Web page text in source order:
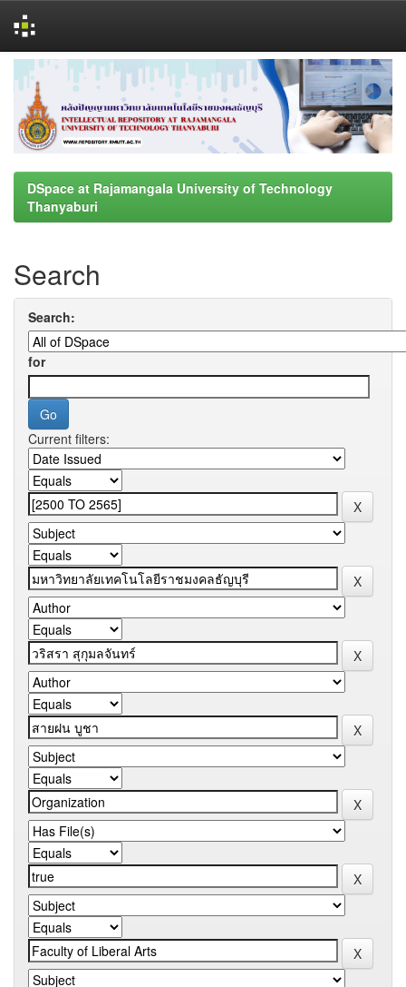
navigation
DSpace at Rajamangala University of Technology
Thanyaburi
Search
Search:
for
Current filters: